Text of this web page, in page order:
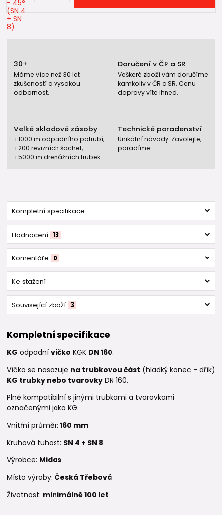
30+
Máme více než 30 let
zkušeností a vysokou
odbornost.
Doručení v ČR a SR
Veškeré zboží vám doručíme
kamkoliv v ČR a SR. Cenu
dopravy víte ihned.
Velké skladové zásoby
+1000 m odpadního potrubí,
+200 revizních šachet,
+5000 m drenážních trubek
Technické poradenství
Unikátní návody. Zavolejte,
poradíme.
Kompletní specifikace
Hodnocení 13
Komentáře 0
Ke stažení
Související zboží 3
Kompletní specifikace
KG odpadní víčko KGK DN 160.
Víčko se nasazuje na trubkovou část (hladký konec - dřík)
KG trubky nebo tvarovky DN 160.
Plně kompatibilní s jinými trubkami a tvarovkami
označenými jako KG.
Vnitřní průměr: 160 mm
Kruhová tuhost: SN 4 + SN 8
Výrobce: Midas
Místo výroby: Česká Třebová
Životnost: minimálně 100 let